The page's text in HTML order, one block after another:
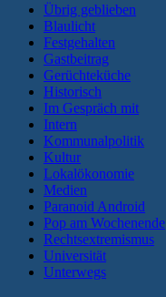
Übrig geblieben
Blaulicht
Festgehalten
Gastbeitrag
Gerüchteküche
Historisch
Im Gespräch mit
Intern
Kommunalpolitik
Kultur
Lokalökonomie
Medien
Paranoid Android
Pop am Wochenende
Rechtsextremismus
Universität
Unterwegs